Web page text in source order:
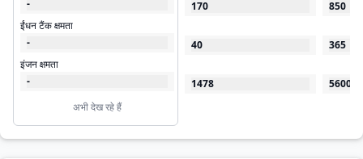
-
ईंधन टैंक क्षमता
-
इंजन क्षमता
-
अभी देख रहे हैं
170
40
1478
850
365
5600